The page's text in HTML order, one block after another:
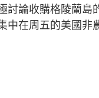
討論收購格陵蘭
中在周五的美國